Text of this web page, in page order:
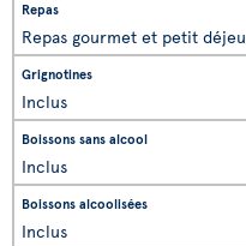
Repas gourmet et petit
Inclus
Inclus
Inclus